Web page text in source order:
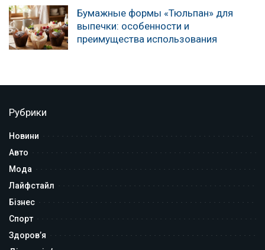
Бумажные формы «Тюльпан» для
выпечки: особенности и
преимущества использования
Рубрики
Новини
Авто
Мода
Лайфстайл
Бізнес
Спорт
Здоров’я